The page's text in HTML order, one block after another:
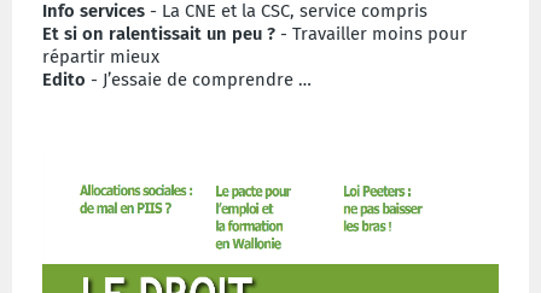
Info services - La CNE et la CSC, service compris
Et si on ralentissait un peu ? - Travailler moins pour
répartir mieux
Edito - J’essaie de comprendre …